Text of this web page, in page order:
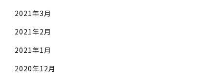
2021年3月
2021年2月
2021年1月
2020年12月